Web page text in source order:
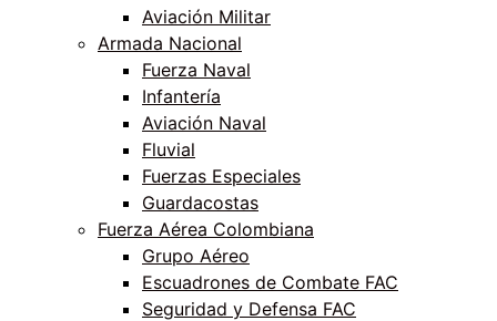
Aviación Militar
Armada Nacional
Fuerza Naval
Infantería
Aviación Naval
Fluvial
Fuerzas Especiales
Guardacostas
Fuerza Aérea Colombiana
Grupo Aéreo
Escuadrones de Combate FAC
Seguridad y Defensa FAC